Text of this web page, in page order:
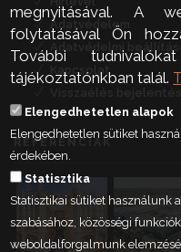
Adatvédelem
Kapcsolat
REFERENCIÁK
megnyitásával. A
folytatásával Ön
További
tájékoztatónkban talál.
Elengedhetetlen alapok
Elengedhetetlen sütiket
érdekében.
Statisztika
Statisztikai sütiket használunk
szabásához, közösségi
weboldalforgalmunk